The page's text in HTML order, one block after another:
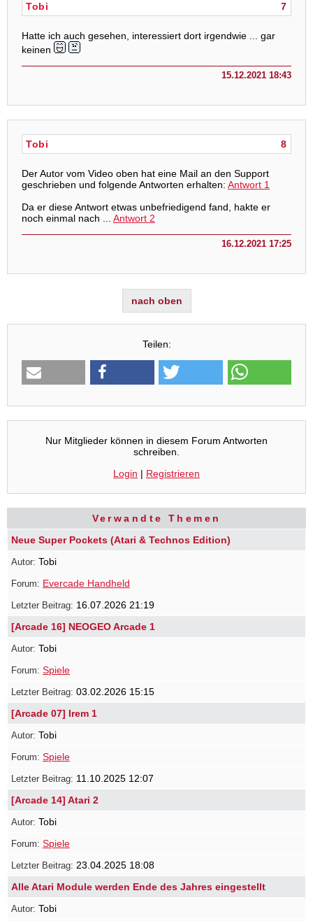
7
Tobi
Hatte ich auch gesehen, interessiert dort irgendwie ... gar
keinen
15.12.2021 18:43
8
Tobi
Der Autor vom Video oben hat eine Mail an den Support
geschrieben und folgende Antworten erhalten: Antwort 1
Da er diese Antwort etwas unbefriedigend fand, hakte er
noch einmal nach ... Antwort 2
16.12.2021 17:25
nach oben
Teilen:
Nur Mitglieder können in diesem Forum Antworten
schreiben.
Login | Registrieren
Verwandte Themen
Neue Super Pockets (Atari & Technos Edition)
Tobi
Evercade Handheld
16.07.2026 21:19
[Arcade 16] NEOGEO Arcade 1
Tobi
Spiele
03.02.2026 15:15
[Arcade 07] Irem 1
Tobi
Spiele
11.10.2025 12:07
[Arcade 14] Atari 2
Tobi
Spiele
23.04.2025 18:08
Alle Atari Module werden Ende des Jahres eingestellt
Tobi